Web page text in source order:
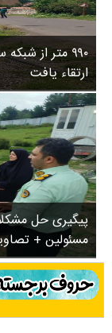
۹۹۰ متر از
ارتقاء یافت
پیگیری حل
مسئولین +
۳
۵
۸
ب
ا
ز
ن
ش
س
ت
ش
د
.